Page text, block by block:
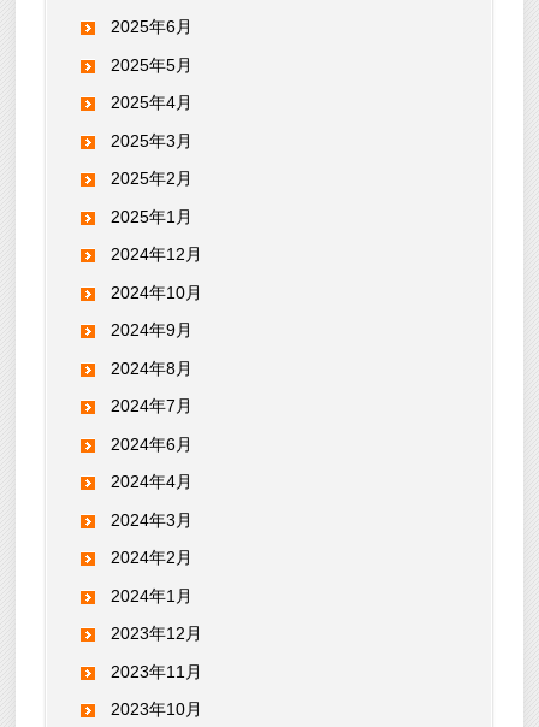
2025年6月
2025年5月
2025年4月
2025年3月
2025年2月
2025年1月
2024年12月
2024年10月
2024年9月
2024年8月
2024年7月
2024年6月
2024年4月
2024年3月
2024年2月
2024年1月
2023年12月
2023年11月
2023年10月